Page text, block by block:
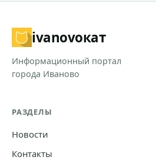
ivanovoкат
Информационный портал
города Иваново
РАЗДЕЛЫ
Новости
Контакты